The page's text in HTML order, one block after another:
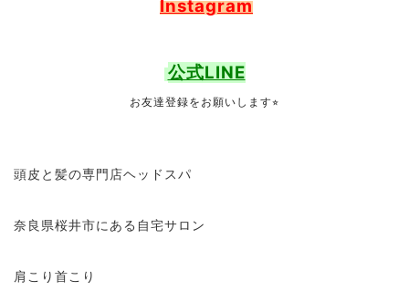
Instagram
公式LINE
お友達登録をお願いします⭐︎
頭皮と髪の専門店ヘッドスパ
奈良県桜井市にある自宅サロン
肩こり首こり